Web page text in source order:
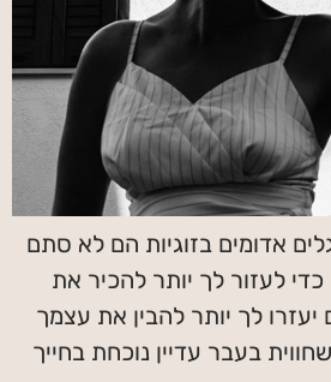
אדומים בזוגיות הם לא סתם
לעזור לך יותר להכיר את
לך יותר להבין את עצמך
בעבר עדיין נוכחת בחייך